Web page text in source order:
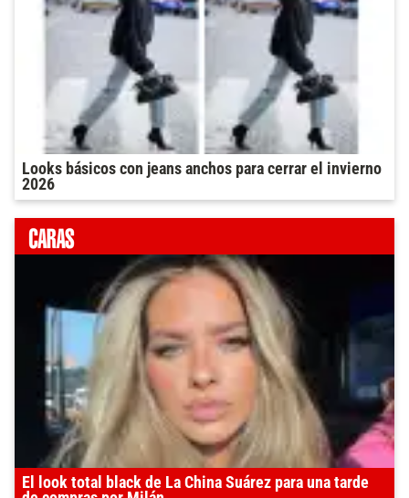
Looks básicos con jeans anchos para cerrar el invierno
2026
El look total black de La China Suárez para una tarde